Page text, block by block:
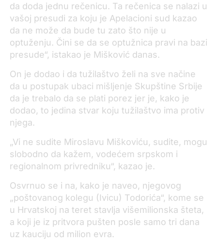
da doda jednu rečenicu. Ta rečenica se nalazi u
vašoj presudi za koju je Apelacioni sud kazao
da ne može da bude tu zato što nije u
optuženju. Čini se da se optužnica pravi na bazi
presude“, istakao je Mišković danas.
On je dodao i da tužilaštvo želi na sve načine
da u postupak ubaci mišljenje Skupštine Srbije
da je trebalo da se plati porez jer je, kako je
dodao, to jedina stvar koju tužilaštvo ima protiv
njega.
„Vi ne sudite Miroslavu Miškoviću, sudite, mogu
slobodno da kažem, vodećem srpskom i
regionalnom privredniku“, kazao je.
Osvrnuo se i na, kako je naveo, njegovog
„poštovanog kolegu (Ivicu) Todorića“, kome se
u Hrvatskoj na teret stavlja višemilionska šteta,
a koji je iz pritvora pušten posle samo tri dana
uz kauciju od milion evra.